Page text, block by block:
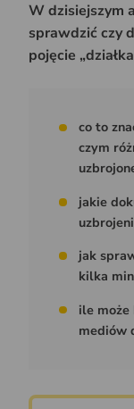
W dzisiejszym
sprawdzić czy
pojęcie
co to
czym
jakie
jak
kilka
ile może
mediów